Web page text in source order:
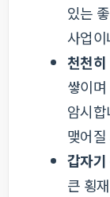
있는
사업
천천
쌓이
암시
맺어
갑자
큰 횡